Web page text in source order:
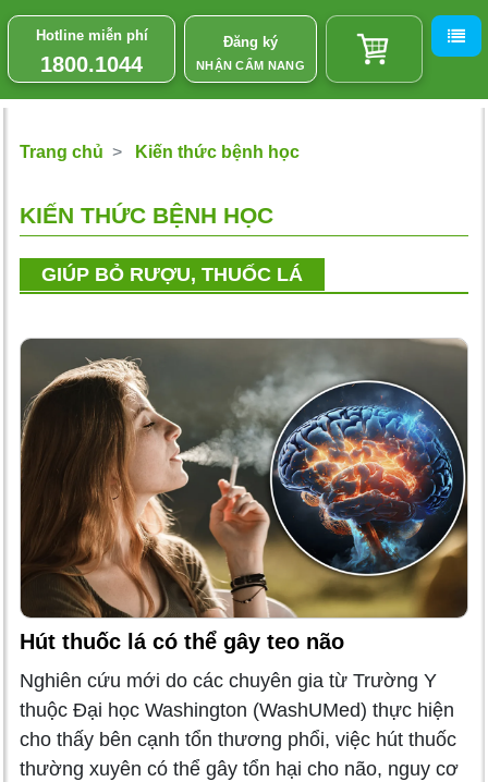
Hotline miễn phí
1800.1044
Đăng ký
NHẬN CẨM NANG
Trang chủ Kiến thức bệnh học
KIẾN THỨC BỆNH HỌC
GIÚP BỎ RƯỢU, THUỐC LÁ
Hút thuốc lá có thể gây teo não
Nghiên cứu mới do các chuyên gia từ Trường Y
thuộc Đại học Washington (WashUMed) thực hiện
cho thấy bên cạnh tổn thương phổi, việc hút thuốc
thường xuyên có thể gây tổn hại cho não, nguy cơ